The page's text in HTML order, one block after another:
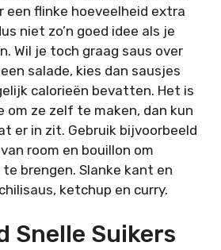
een flinke hoeveelheid extra
niet zo’n goed idee als je
Wil je toch graag saus over
salade, kies dan sausjes
calorieën bevatten. Het is
om ze zelf te maken, dan kun
er in zit. Gebruik bijvoorbeeld
room en bouillon om
brengen. Slanke kant en
ketchup en curry.
Snelle Suikers